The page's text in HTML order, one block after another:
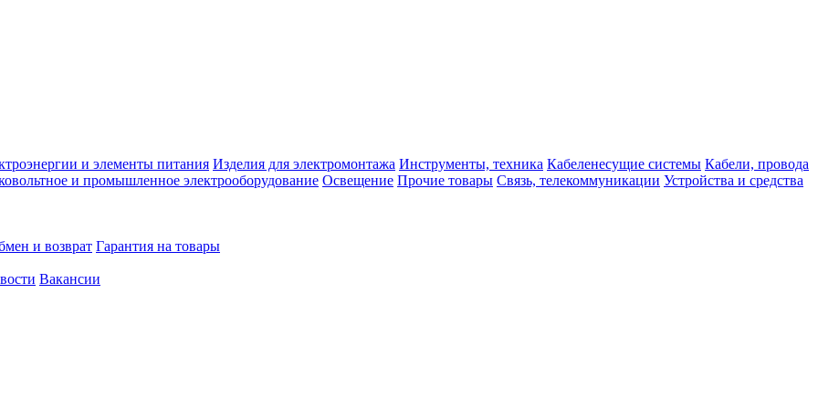
и элементы питания Изделия для электромонтажа Инструменты, техника Кабеленесущие системы Кабели, провода
и промышленное электрооборудование Освещение Прочие товары Связь, телекоммуникации Устройства и средства
и возврат Гарантия на товары
Вакансии